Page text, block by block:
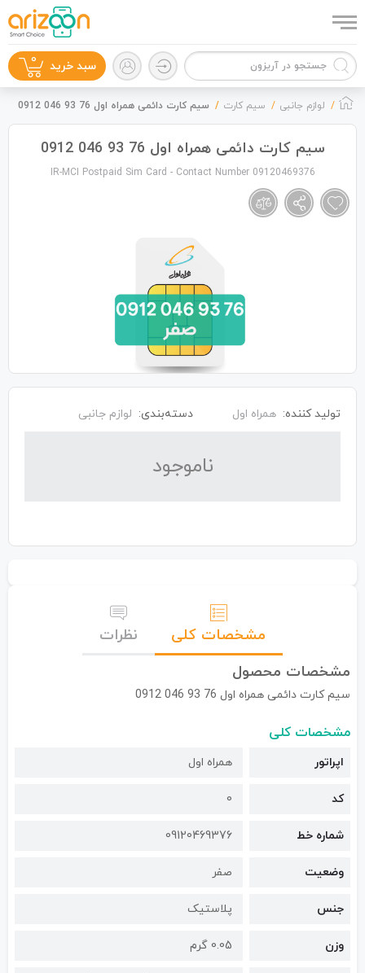
گوشی موبایل
سبد خرید 0
لوازم جانبی سیم کارت سیم کارت دائمی همراه اول 76 93 046 0912
سیم کارت دائمی همراه اول 76 93 046 0912
IR-MCI Postpaid Sim Card - Contact Number 09120469376
تولید کننده: همراه اول دسته‌بندی: لوازم جانبی
نا‌موجود
مشخصات کلی
نظرات
مشخصات محصول
سیم کارت دائمی همراه اول 76 93 046 0912
مشخصات کلی
اپراتور همراه اول
کد 0
شماره خط 09120469376
وضعیت صفر
جنس پلاستیک
وزن 0.05 گرم